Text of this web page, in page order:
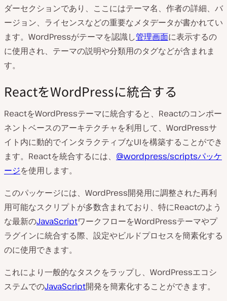
ダーセクションであり、ここにはテーマ名、作者の詳細、バ
ージョン、ライセンスなどの重要なメタデータが書かれてい
ます。WordPressがテーマを認識し管理画面に表示するの
に使用され、テーマの説明や分類用のタグなどが含まれま
す。
ReactをWordPressに統合する
ReactをWordPressテーマに統合すると、Reactのコンポー
ネントベースのアーキテクチャを利用して、WordPressサ
イト内に動的でインタラクティブなUIを構築することができ
ます。Reactを統合するには、 @wordpress/scriptsパッケ
ージを使用します。
このパッケージには、WordPress開発用に調整された再利
用可能なスクリプトが多数含まれており、特にReactのよう
な最新のJavaScriptワークフローをWordPressテーマやプ
ラグインに統合する際、設定やビルドプロセスを簡素化する
のに使用できます。
これにより一般的なタスクをラップし、WordPressエコシ
ステムでのJavaScript開発を簡素化することができます。